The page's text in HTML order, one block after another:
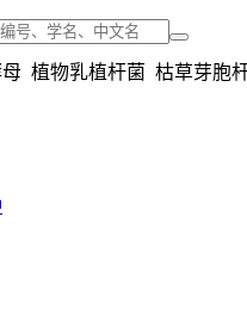
植物乳植杆菌 枯草芽胞